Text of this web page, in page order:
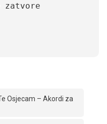
zatvore
Osjecam – Akordi za